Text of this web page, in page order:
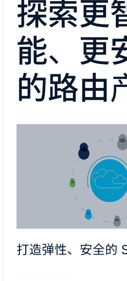
探索更
能、更
的路由
打造弹性、安全的